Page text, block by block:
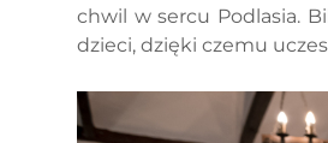
chwil w sercu Podlasia.
dzieci, dzięki czemu